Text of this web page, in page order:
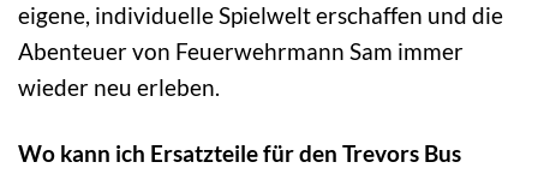
eigene, individuelle Spielwelt erschaffen und die
Abenteuer von Feuerwehrmann Sam immer
wieder neu erleben.
Wo kann ich Ersatzteile für den Trevors Bus